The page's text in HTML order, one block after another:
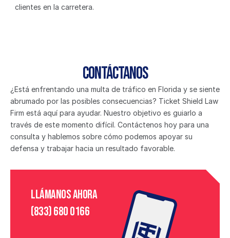
clientes en la carretera.
Contáctanos
¿Está enfrentando una multa de tráfico en Florida y se siente
abrumado por las posibles consecuencias? Ticket Shield Law
Firm está aquí para ayudar. Nuestro objetivo es guiarlo a
través de este momento difícil. Contáctenos hoy para una
consulta y hablemos sobre cómo podemos apoyar su
defensa y trabajar hacia un resultado favorable.
Llámanos ahora
(833) 680 0166